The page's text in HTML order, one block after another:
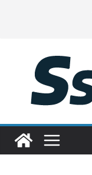
conteúdo